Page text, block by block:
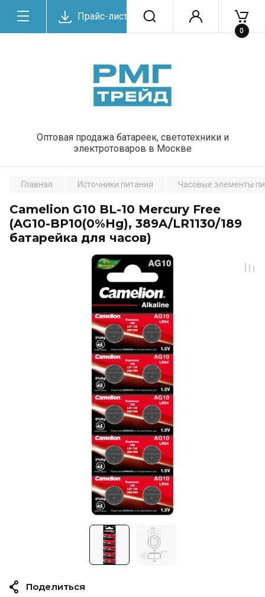
Оптовая продажа батареек, светотехники и
электротоваров в Москве
Прайс-лист
0
Главная Источники питания Часовые элементы
Camelion G10 BL-10 Mercury Free
(AG10-BP10(0%Hg), 389A/LR1130/189
батарейка для часов)
Поделиться